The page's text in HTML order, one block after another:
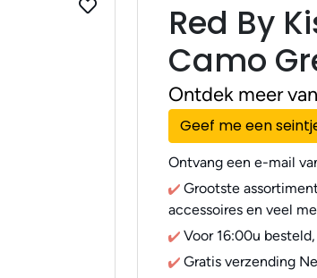
Red By
Camo
Ontdek meer
Geef me een
Ontvang een e-mail
Grootste
accessoires en veel
Voor 16:00u
Gratis verzending